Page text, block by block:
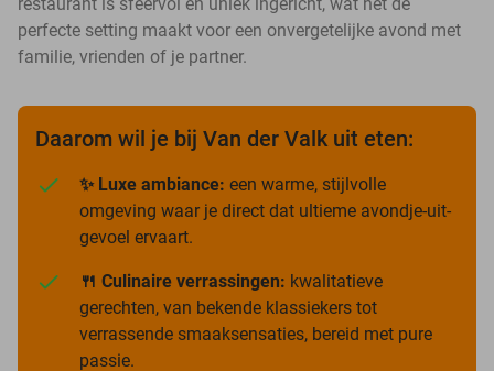
perfecte setting maakt voor een onvergetelijke avond met
familie, vrienden of je partner.
Daarom wil je bij Van der Valk uit eten:
✨ Luxe ambiance: een warme, stijlvolle
omgeving waar je direct dat ultieme avondje-uit-
gevoel ervaart.
🍴 Culinaire verrassingen: kwalitatieve
gerechten, van bekende klassiekers tot
verrassende smaaksensaties, bereid met pure
passie.